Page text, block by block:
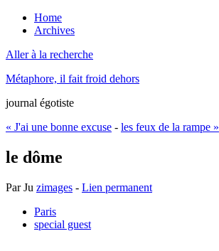
Home
Archives
Aller à la recherche
Métaphore, il fait froid dehors
journal égotiste
« J'ai une bonne excuse - les feux de la rampe »
le dôme
ParJu zimages - Lien permanent
Paris
special guest